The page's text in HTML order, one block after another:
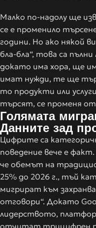
Малко по-надолу ще
се е променило
години. Но ако някой
бла-бла“, това са
докато има хора, ще
имат нужди, те ще
то продукти или
търсят, се променя
Голямата
Данните зад
Цифрите са
поведение вече е
че обемът на
25% до 2026 г., тъй
мигрират към
отговори“. Докато
лидерството,
отчитат трицифрен